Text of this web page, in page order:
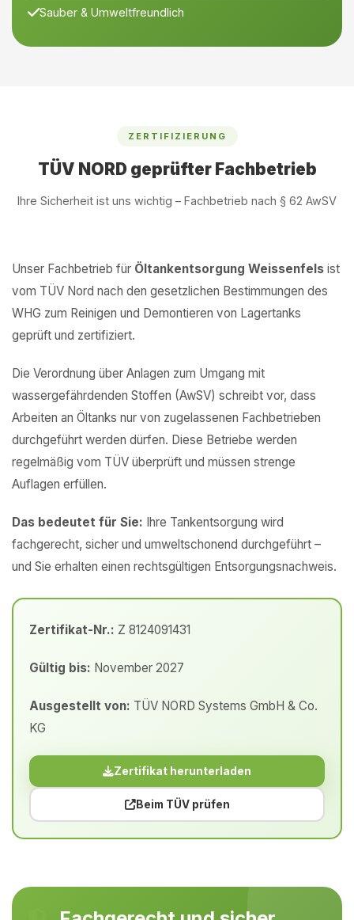
Sauber & Umweltfreundlich
ZERTIFIZIERUNG
TÜV NORD geprüfter Fachbetrieb
Ihre Sicherheit ist uns wichtig – Fachbetrieb nach § 62 AwSV
Unser Fachbetrieb für Öltankentsorgung Weissenfels ist
vom TÜV Nord nach den gesetzlichen Bestimmungen des
WHG zum Reinigen und Demontieren von Lagertanks
geprüft und zertifiziert.
Die Verordnung über Anlagen zum Umgang mit
wassergefährdenden Stoffen (AwSV) schreibt vor, dass
Arbeiten an Öltanks nur von zugelassenen Fachbetrieben
durchgeführt werden dürfen. Diese Betriebe werden
regelmäßig vom TÜV überprüft und müssen strenge
Auflagen erfüllen.
Das bedeutet für Sie: Ihre Tankentsorgung wird
fachgerecht, sicher und umweltschonend durchgeführt –
und Sie erhalten einen rechtsgültigen Entsorgungsnachweis.
Zertifikat-Nr.: Z 8124091431
Gültig bis: November 2027
Ausgestellt von: TÜV NORD Systems GmbH & Co.
KG
Zertifikat herunterladen
Beim TÜV prüfen